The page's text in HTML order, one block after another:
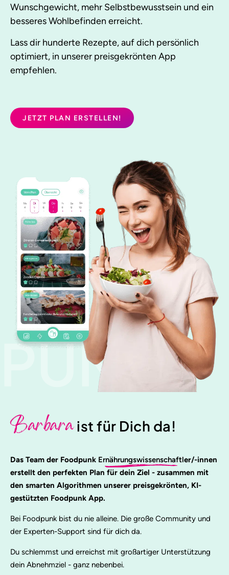
PUNK
Wunschgewicht, mehr Selbstbewusstsein und ein
besseres Wohlbefinden erreicht.
Lass dir hunderte Rezepte, auf dich persönlich
optimiert, in unserer preisgekrönten App
empfehlen.
JETZT PLAN ERSTELLEN!
Barbaraist für Dich da!
Das Team der Foodpunk Ernährungswissenschaftler/-innen
erstellt den perfekten Plan für dein Ziel - zusammen mit
den smarten Algorithmen unserer preisgekrönten, KI-
gestützten Foodpunk App.
Bei Foodpunk bist du nie alleine. Die große Community und
der Experten-Support sind für dich da.
Du schlemmst und erreichst mit großartiger Unterstützung
dein Abnehmziel - ganz nebenbei.